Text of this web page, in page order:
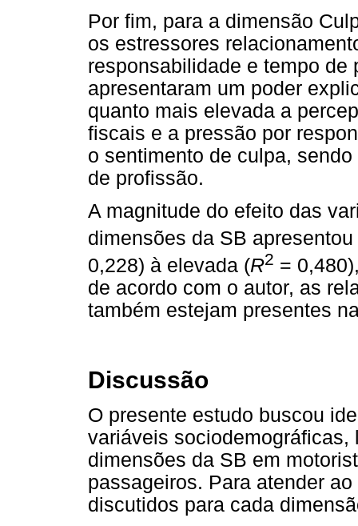
Por fim, para a dimensão
os estressores
responsabilidade e tempo
apresentaram um poder
quanto mais elevada a
fiscais e a pressão por
o sentimento de culpa,
de profissão.
A magnitude do efeito das
dimensões da SB
0,228) à elevada (R2 =
de acordo com o autor, as
também estejam presentes
Discussão
O presente estudo buscou
variáveis
dimensões da SB em
passageiros. Para atender
discutidos para cada